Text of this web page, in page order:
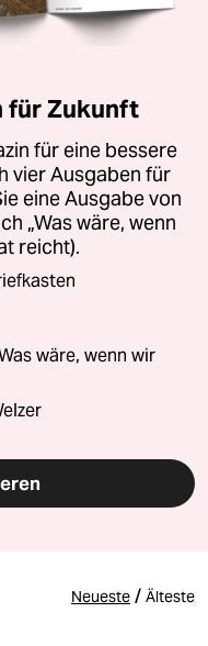
für Zukunft
für eine bessere
vier Ausgaben für
eine Ausgabe von
„Was wäre, wenn
reicht).
wäre, wenn wir
Neueste / Älteste